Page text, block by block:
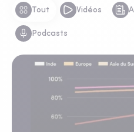
Tout Vidéos
Podcasts